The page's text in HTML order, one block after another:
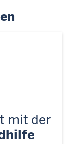
mit der